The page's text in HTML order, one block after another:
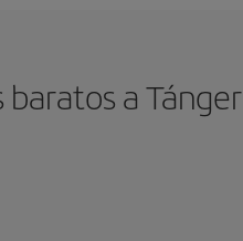
a Tánger